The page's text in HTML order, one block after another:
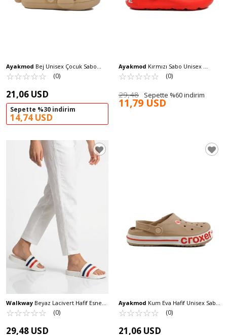
Ayakmod Bej Unisex Çocuk Sabo
Terlik Doggy B
☆☆☆☆☆
★★★★★ (0)
21,06 USD
Sepette %30 indirim
14,74 USD
Ayakmod Kırmızı Sabo Unisex
Çocuk Terlik BRN 1648 F
☆☆☆☆☆
★★★★★ (0)
29,48 Sepette %60 indirim
11,79 USD
Walkway Beyaz Lacivert Hafif Esnek
Unisex Terlik 8000-01 G
☆☆☆☆☆
★★★★★ (0)
29,48 USD
Ayakmod Kum Eva Hafif Unisex Sabo
Terlik 216 G
☆☆☆☆☆
★★★★★ (0)
21,06 USD